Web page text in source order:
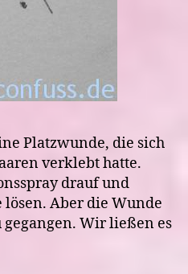
Platzwunde, die sich
verklebt hatte.
drauf und
Aber die Wunde
gegangen. Wir ließen es